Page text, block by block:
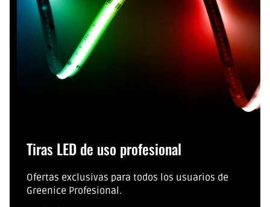
Tiras LED de uso profesional
Ofertas exclusivas para todos los usuarios de
Greenice Profesional.